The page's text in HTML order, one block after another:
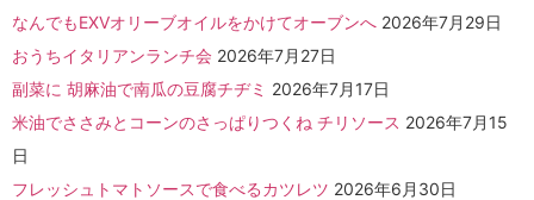
なんでもEXVオリーブオイルをかけてオーブンへ 2026年7月29日
おうちイタリアンランチ会 2026年7月27日
副菜に 胡麻油で南瓜の豆腐チヂミ 2026年7月17日
米油でささみとコーンのさっぱりつくね チリソース 2026年7月15
日
フレッシュトマトソースで食べるカツレツ 2026年6月30日